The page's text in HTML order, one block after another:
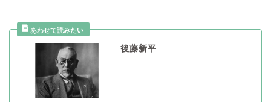
後藤新平